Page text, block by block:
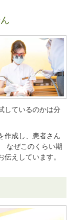
しているのかは分
作成し、患者さん
なぜこのくらい期
えしています。